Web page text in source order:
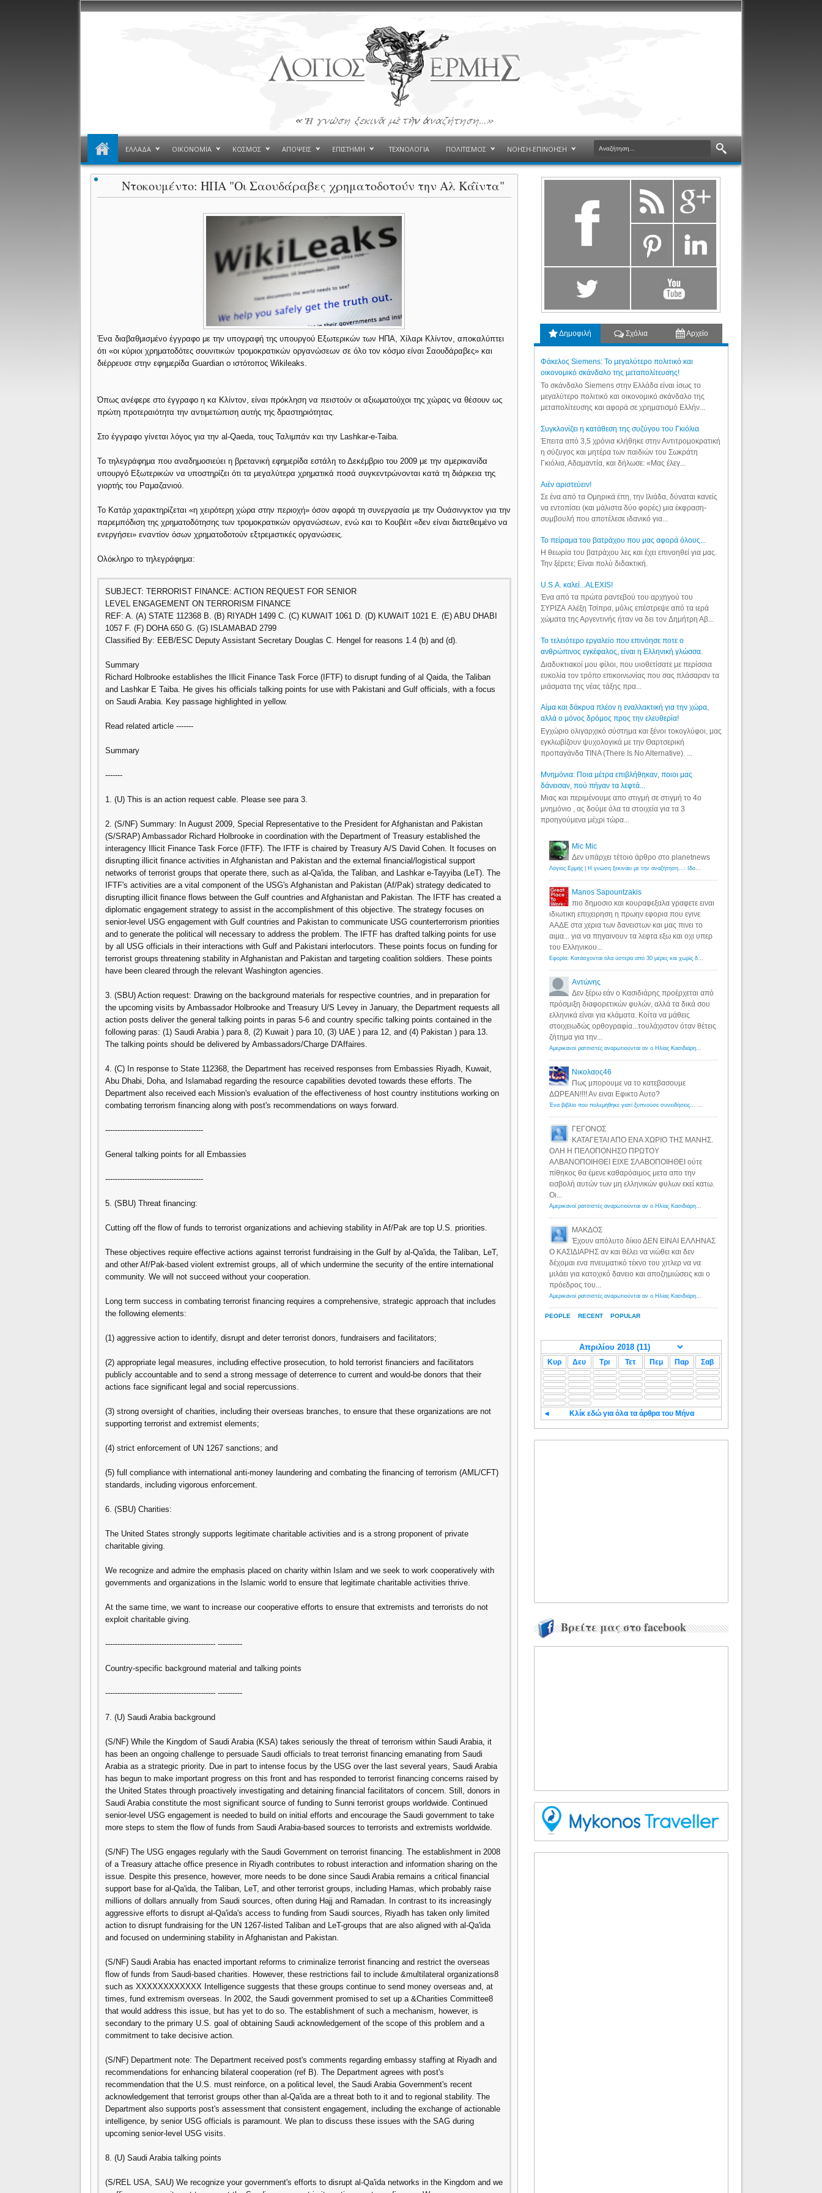
ΕΛΛΑΔΑ ΟΙΚΟΝΟΜΙΑ ΚΟΣΜΟΣ ΑΠΟΨΕΙΣ ΕΠΙΣΤΗΜΗ ΤΕΧΝΟΛΟΓΙΑ ΠΟΛΙΤΙΣΜΟΣ ΝΟΗΣΗ-ΕΠΙΝΟΗΣΗ
Nτοκουμέντο: ΗΠΑ "Οι Σαουδάραβες χρηματοδοτούν την Αλ Κάϊντα"
Ένα διαβαθμισμένο έγγραφο με την υπογραφή της υπουργού Εξωτερικών των ΗΠΑ, Χίλαρι Κλίντον, αποκαλύπτει
ότι «οι κύριοι χρηματοδότες σουνιτικών τρομοκρατικών οργανώσεων σε όλο τον κόσμο είναι Σαουδάραβες» και
διέρρευσε στην εφημερίδα Guardian ο ιστότοπος Wikileaks.
Όπως ανέφερε στο έγγραφο η κα Κλίντον, είναι πρόκληση να πειστούν οι αξιωματούχοι της χώρας να θέσουν ως
πρώτη προτεραιότητα την αντιμετώπιση αυτής της δραστηριότητας.
Στο έγγραφο γίνεται λόγος για την al-Qaeda, τους Ταλιμπάν και την Lashkar-e-Taiba.
Το τηλεγράφημα που αναδημοσιεύει η βρετανική εφημερίδα εστάλη το Δεκέμβριο του 2009 με την αμερικανίδα
υπουργό Εξωτερικών να υποστηρίζει ότι τα μεγαλύτερα χρηματικά ποσά συγκεντρώνονται κατά τη διάρκεια της
γιορτής του Ραμαζανιού.
Το Κατάρ χαρακτηρίζεται «η χειρότερη χώρα στην περιοχή» όσον αφορά τη συνεργασία με την Ουάσινγκτον για την
παρεμπόδιση της χρηματοδότησης των τρομοκρατικών οργανώσεων, ενώ και το Κουβέιτ «δεν είναι διατεθειμένο να
ενεργήσει» εναντίον όσων χρηματοδοτούν εξτρεμιστικές οργανώσεις.
Ολόκληρο το τηλεγράφημα:
SUBJECT: TERRORIST FINANCE: ACTION REQUEST FOR SENIOR
LEVEL ENGAGEMENT ON TERRORISM FINANCE
REF: A. (A) STATE 112368 B. (B) RIYADH 1499 C. (C) KUWAIT 1061 D. (D) KUWAIT 1021 E. (E) ABU DHABI
1057 F. (F) DOHA 650 G. (G) ISLAMABAD 2799
Classified By: EEB/ESC Deputy Assistant Secretary Douglas C. Hengel for reasons 1.4 (b) and (d).
Summary
Richard Holbrooke establishes the Illicit Finance Task Force (IFTF) to disrupt funding of al Qaida, the Taliban
and Lashkar E Taiba. He gives his officials talking points for use with Pakistani and Gulf officials, with a focus
on Saudi Arabia. Key passage highlighted in yellow.
Read related article -------
Summary
-------
1. (U) This is an action request cable. Please see para 3.
2. (S/NF) Summary: In August 2009, Special Representative to the President for Afghanistan and Pakistan
(S/SRAP) Ambassador Richard Holbrooke in coordination with the Department of Treasury established the
interagency Illicit Finance Task Force (IFTF). The IFTF is chaired by Treasury A/S David Cohen. It focuses on
disrupting illicit finance activities in Afghanistan and Pakistan and the external financial/logistical support
networks of terrorist groups that operate there, such as al-Qa'ida, the Taliban, and Lashkar e-Tayyiba (LeT). The
IFTF's activities are a vital component of the USG's Afghanistan and Pakistan (Af/Pak) strategy dedicated to
disrupting illicit finance flows between the Gulf countries and Afghanistan and Pakistan. The IFTF has created a
diplomatic engagement strategy to assist in the accomplishment of this objective. The strategy focuses on
senior-level USG engagement with Gulf countries and Pakistan to communicate USG counterterrorism priorities
and to generate the political will necessary to address the problem. The IFTF has drafted talking points for use
by all USG officials in their interactions with Gulf and Pakistani interlocutors. These points focus on funding for
terrorist groups threatening stability in Afghanistan and Pakistan and targeting coalition soldiers. These points
have been cleared through the relevant Washington agencies.
3. (SBU) Action request: Drawing on the background materials for respective countries, and in preparation for
the upcoming visits by Ambassador Holbrooke and Treasury U/S Levey in January, the Department requests all
action posts deliver the general talking points in paras 5-6 and country specific talking points contained in the
following paras: (1) Saudi Arabia ) para 8, (2) Kuwait ) para 10, (3) UAE ) para 12, and (4) Pakistan ) para 13.
The talking points should be delivered by Ambassadors/Charge D'Affaires.
4. (C) In response to State 112368, the Department has received responses from Embassies Riyadh, Kuwait,
Abu Dhabi, Doha, and Islamabad regarding the resource capabilities devoted towards these efforts. The
Department also received each Mission's evaluation of the effectiveness of host country institutions working on
combating terrorism financing along with post's recommendations on ways forward.
----------------------------------------
General talking points for all Embassies
----------------------------------------
5. (SBU) Threat financing:
Cutting off the flow of funds to terrorist organizations and achieving stability in Af/Pak are top U.S. priorities.
These objectives require effective actions against terrorist fundraising in the Gulf by al-Qa'ida, the Taliban, LeT,
and other Af/Pak-based violent extremist groups, all of which undermine the security of the entire international
community. We will not succeed without your cooperation.
Long term success in combating terrorist financing requires a comprehensive, strategic approach that includes
the following elements:
(1) aggressive action to identify, disrupt and deter terrorist donors, fundraisers and facilitators;
(2) appropriate legal measures, including effective prosecution, to hold terrorist financiers and facilitators
publicly accountable and to send a strong message of deterrence to current and would-be donors that their
actions face significant legal and social repercussions.
(3) strong oversight of charities, including their overseas branches, to ensure that these organizations are not
supporting terrorist and extremist elements;
(4) strict enforcement of UN 1267 sanctions; and
(5) full compliance with international anti-money laundering and combating the financing of terrorism (AML/CFT)
standards, including vigorous enforcement.
6. (SBU) Charities:
The United States strongly supports legitimate charitable activities and is a strong proponent of private
charitable giving.
We recognize and admire the emphasis placed on charity within Islam and we seek to work cooperatively with
governments and organizations in the Islamic world to ensure that legitimate charitable activities thrive.
At the same time, we want to increase our cooperative efforts to ensure that extremists and terrorists do not
exploit charitable giving.
--------------------------------------------- ----------
Country-specific background material and talking points
--------------------------------------------- ----------
7. (U) Saudi Arabia background
(S/NF) While the Kingdom of Saudi Arabia (KSA) takes seriously the threat of terrorism within Saudi Arabia, it
has been an ongoing challenge to persuade Saudi officials to treat terrorist financing emanating from Saudi
Arabia as a strategic priority. Due in part to intense focus by the USG over the last several years, Saudi Arabia
has begun to make important progress on this front and has responded to terrorist financing concerns raised by
the United States through proactively investigating and detaining financial facilitators of concern. Still, donors in
Saudi Arabia constitute the most significant source of funding to Sunni terrorist groups worldwide. Continued
senior-level USG engagement is needed to build on initial efforts and encourage the Saudi government to take
more steps to stem the flow of funds from Saudi Arabia-based sources to terrorists and extremists worldwide.
(S/NF) The USG engages regularly with the Saudi Government on terrorist financing. The establishment in 2008
of a Treasury attache office presence in Riyadh contributes to robust interaction and information sharing on the
issue. Despite this presence, however, more needs to be done since Saudi Arabia remains a critical financial
support base for al-Qa'ida, the Taliban, LeT, and other terrorist groups, including Hamas, which probably raise
millions of dollars annually from Saudi sources, often during Hajj and Ramadan. In contrast to its increasingly
aggressive efforts to disrupt al-Qa'ida's access to funding from Saudi sources, Riyadh has taken only limited
action to disrupt fundraising for the UN 1267-listed Taliban and LeT-groups that are also aligned with al-Qa'ida
and focused on undermining stability in Afghanistan and Pakistan.
(S/NF) Saudi Arabia has enacted important reforms to criminalize terrorist financing and restrict the overseas
flow of funds from Saudi-based charities. However, these restrictions fail to include &multilateral organizations8
such as XXXXXXXXXXXX Intelligence suggests that these groups continue to send money overseas and, at
times, fund extremism overseas. In 2002, the Saudi government promised to set up a &Charities Committee8
that would address this issue, but has yet to do so. The establishment of such a mechanism, however, is
secondary to the primary U.S. goal of obtaining Saudi acknowledgement of the scope of this problem and a
commitment to take decisive action.
(S/NF) Department note: The Department received post's comments regarding embassy staffing at Riyadh and
recommendations for enhancing bilateral cooperation (ref B). The Department agrees with post's
recommendation that the U.S. must reinforce, on a political level, the Saudi Arabia Government's recent
acknowledgement that terrorist groups other than al-Qa'ida are a threat both to it and to regional stability. The
Department also supports post's assessment that consistent engagement, including the exchange of actionable
intelligence, by senior USG officials is paramount. We plan to discuss these issues with the SAG during
upcoming senior-level USG visits.
8. (U) Saudi Arabia talking points
(S/REL USA, SAU) We recognize your government's efforts to disrupt al-Qa'ida networks in the Kingdom and we
Δημοφιλή Σχόλια Αρχείο
Φάκελος Siemens: Το μεγαλύτερο πολιτικό και
οικονομικό σκάνδαλο της μεταπολίτευσης!
Το σκάνδαλο Siemens στην Ελλάδα είναι ίσως το
μεγαλύτερο πολιτικό και οικονομικό σκάνδαλο της
μεταπολίτευσης και αφορά σε χρηματισμό Ελλήν...
Συγκλονίζει η κατάθεση της συζύγου του Γκιόλια
Έπειτα από 3,5 χρόνια κλήθηκε στην Αντιτρομοκρατική
η σύζυγος και μητέρα των παιδιών του Σωκράτη
Γκιόλια, Αδαμαντία, και δήλωσε: «Μας έλεγ...
Aιέν αριστεύειν!
Σε ένα από τα Ομηρικά έπη, την Ιλιάδα, δύναται κανείς
να εντοπίσει (και μάλιστα δύο φορές) μια έκφραση-
συμβουλή που αποτέλεσε ιδανικό για...
Το πείραμα του βατράχου που μας αφορά όλους...
Η θεωρία του βατράχου λες και έχει επινοηθεί για μας.
Την ξέρετε; Είναι πολύ διδακτική.
U.S.A. καλεί...ALEXIS!
Ένα από τα πρώτα ραντεβού του αρχηγού του
ΣΥΡΙΖΑ Αλέξη Τσίπρα, μόλις επέστρεψε από τα ιερά
χώματα της Αργεντινής ήταν να δει τον Δημήτρη Αβ...
Το τελειότερο εργαλείο που επινόησε ποτε ο
ανθρώπινος εγκέφαλος, είναι η Ελληνική γλώσσα.
Διαδυκτιακοί μου φίλοι, που υιοθετίσατε με περίσσια
ευκολία τον τρόπο επικοινωνίας που σας πλάσαραν τα
μιάσματα της νέας τάξης πρα...
Αίμα και δάκρυα πλέον η εναλλακτική για την χώρα,
αλλά ο μόνος δρόμος προς την ελευθερία!
Εγχώριο ολιγαρχικό σύστημα και ξένοι τοκογλύφοι, μας
εγκλωβίζουν ψυχολογικά με την Θαρτσερική
προπαγάνδα TINA (There Is No Alternative). ...
Μνημόνια: Ποια μέτρα επιβλήθηκαν, ποιοι μας
δάνεισαν, πού πήγαν τα λεφτά...
Μιας και περιμένουμε απο στιγμή σε στιγμή το 4ο
μνημόνιο , ας δούμε όλα τα στοιχεία για τα 3
προηγούμενα μέχρι τώρα...
PEOPLE RECENT POPULAR
Mic Mic
Δεν υπάρχει τέτοιο άρθρο στο planetnews
Λόγιος Ερμής | Η γνώση ξεκινάει με την αναζήτηση...: Ιδού οι 18 που χρωστούν 11 δις ευρώ!
Manos Sapountzakis
πιο δημοσιο και κουραφεξαλα γραφετε ειναι
ιδιωτικη επιχειρηση η πρωην εφορια που εγινε
ΑΑΔΕ στα χερια των δανειστων και μας πινει το
αιμα... για να πηγαινουν τα λεφτα εξω και οχι υπερ
του Ελληνικου...
Εφορία: Κατάσχονται όλα ύστερα από 30 μέρες και χωρίς δικαστικές αποφάσεις - Λόγιος Ερμής
Αντώνης
Δεν ξέρω εάν ο Κασιδιάρης προέρχεται από
πρόσμιξη διαφορετικών φυλών, αλλά τα δικά σου
ελληνικά είναι για κλάματα. Κοίτα να μάθεις
στοιχειωδώς ορθογραφία...τουλάχιστον όταν θέτεις
ζήτημα για την...
Αμερικανοί ρατσιστές αναρωτιούνται αν ο Ηλίας Κασιδιάρης ανήκει στη λευκή φυλή... - Λόγιος Ερμής
Νικολαος46
Πως μπορουμε να το κατεβασουμε
ΔΩΡΕΑΝ!!!! Αν ειναι Εφικτο Αυτο?
Ένα βιβλίο που πολεμήθηκε γιατί ξυπνούσε συνειδήσεις... - Λόγιος Ερμής | Η γνώση ξεκινάει με την αναζήτηση...
ΓΕΓΟΝΟΣ
ΚΑΤΑΓΕΤΑΙ ΑΠΟ ΕΝΑ ΧΩΡΙΟ ΤΗΣ ΜΑΝΗΣ.
ΟΛΗ Η ΠΕΛΟΠΟΝΗΣΟ ΠΡΩΤΟΥ
ΑΛΒΑΝΟΠΟΙΗΘΕΙ ΕΙΧΕ ΣΛΑΒΟΠΟΙΗΘΕΙ ούτε
πίθηκος θα έμενε καθαρόαιμος μετα απο την
εισβολή αυτών των μη ελληνικών φυλων εκεί κατω.
Οι...
Αμερικανοί ρατσιστές αναρωτιούνται αν ο Ηλίας Κασιδιάρης ανήκει στη λευκή φυλή... - Λόγιος Ερμής
ΜΑΚΔΟΣ
Έχουν απόλυτο δίκιο ΔΕΝ ΕΙΝΑΙ ΕΛΛΗΝΑΣ
Ο ΚΑΣΙΔΙΑΡΗΣ αν και θέλει να νιώθει και δεν
δέχομαι ενα πνευματικό τέκνο του χιτλερ να να
μιλάει για κατοχικό δανειο και αποζημιώσεις και ο
πρόεδρος του...
Αμερικανοί ρατσιστές αναρωτιούνται αν ο Ηλίας Κασιδιάρης ανήκει στη λευκή φυλή... - Λόγιος Ερμής
Κυρ Δευ Τρι Τετ Πεμ Παρ Σαβ
◄ Κλίκ εδώ για όλα τα άρθρα του Μήνα
Βρείτε μας στο facebook